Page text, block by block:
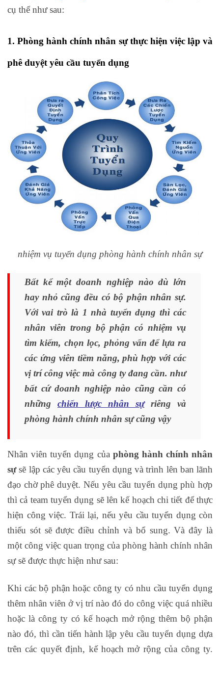
cụ thể như sau:
1. Phòng hành chính nhân sự thực hiện việc lập và
phê duyệt yêu cầu tuyển dụng
nhiệm vụ tuyển dụng phòng hành chính nhân sự
Bất kể một doanh nghiệp nào dù lớn
hay nhỏ cũng đều có bộ phận nhân sự.
Với vai trò là 1 nhà tuyển dụng thì các
nhân viên trong bộ phận có nhiệm vụ
tìm kiếm, chọn lọc, phỏng vấn để lựa ra
các ứng viên tiềm năng, phù hợp với các
vị trí công việc mà công ty đang cần. như
bất cứ doanh nghiệp nào cũng cần có
những chiến lược nhân sựriêng và
phòng hành chính nhân sự cũng vậy
Nhân viên tuyển dụng của phòng hành chính nhân
sựsẽ lập các yêu cầu tuyển dụng và trình lên ban lãnh
đạo chờ phê duyệt. Nếu yêu cầu tuyển dụng phù hợp
thì cả team tuyển dụng sẽ lên kế hoạch chi tiết để thực
hiện công việc. Trái lại, nếu yêu cầu tuyển dụng còn
thiếu sót sẽ được điều chỉnh và bổ sung. Và đây là
một công việc quan trọng của phòng hành chính nhân
sự sẽ được thực hiện như sau:
Khi các bộ phận hoặc công ty có nhu cầu tuyển dụng
thêm nhân viên ở vị trí nào đó do công việc quá nhiều
hoặc là công ty có kế hoạch mở rộng thêm bộ phận
nào đó, thì cần tiến hành lập yêu cầu tuyển dụng dựa
trên các quyết định, kế hoạch mở rộng của công ty.